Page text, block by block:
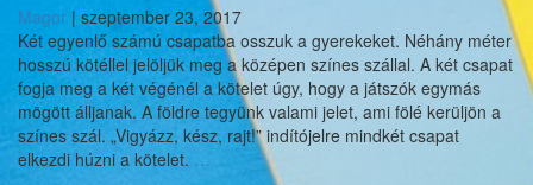
Magor | szeptember 23, 2017
Két egyenlő számú csapatba osszuk a gyerekeket. Néhány méter
hosszú kötéllel jelöljük meg a középen színes szállal. A két csapat
fogja meg a két végénél a kötelet úgy, hogy a játszók egymás
mögött álljanak. A földre tegyünk valami jelet, ami fölé kerüljön a
színes szál. „Vigyázz, kész, rajt!” indítójelre mindkét csapat
elkezdi húzni a kötelet. … Kötélhúzás